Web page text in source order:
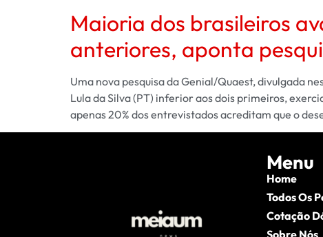
Maioria dos brasileiros
anteriores, aponta
Uma nova pesquisa da Genial/Quaest, divulgada
Lula da Silva (PT) inferior aos dois primeiros,
apenas 20% dos entrevistados acreditam que o
Menu
Home
Todos Os
Cotação